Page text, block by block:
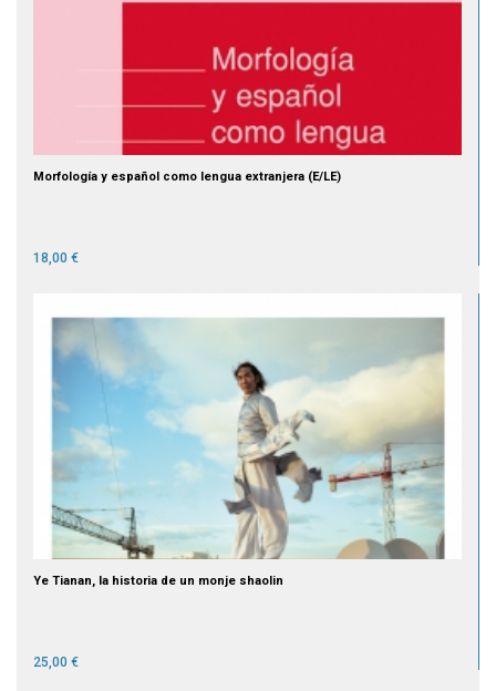
Morfología y español como lengua extranjera (E/LE)
18,00 €
Ye Tianan, la historia de un monje shaolin
25,00 €